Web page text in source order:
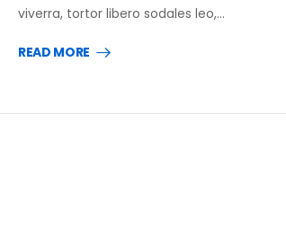
viverra, tortor libero sodales leo,…
READ MORE